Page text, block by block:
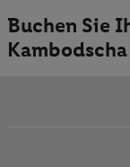
Buchen Sie
Kambodscha